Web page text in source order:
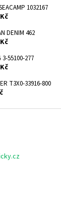
1032167
DENIM 462
3-55100-277
T3X0-33916-800